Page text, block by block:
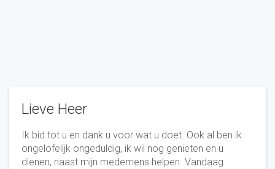
Lieve Heer
Ik bid tot u en dank u voor wat u doet. Ook al ben ik
ongelofelijk ongeduldig, ik wil nog genieten en u
dienen, naast mijn medemens helpen. Vandaag